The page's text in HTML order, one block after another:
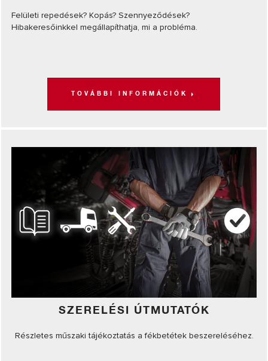
Felületi repedések? Kopás? Szennyeződések?
Hibakeresőinkkel megállapíthatja, mi a probléma.
TOVÁBBI INFORMÁCIÓK
SZERELÉSI ÚTMUTATÓK
Részletes műszaki tájékoztatás a fékbetétek beszereléséhez.